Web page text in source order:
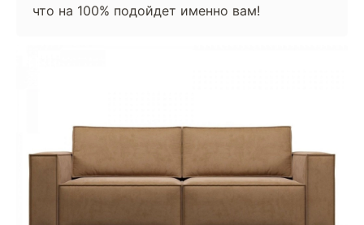
что на 100% подойдет именно вам!